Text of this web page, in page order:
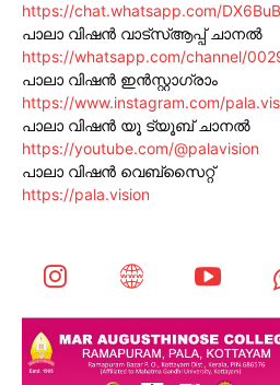
https://chat.whatsapp.com/
പാലാ വിഷൻ വാട്സ്ആപ്പ് ചാനൽ
https://whatsapp.com/channel/
പാലാ വിഷൻ ഇൻസ്റ്റാഗ്രാം
https://www.instagram.com/
പാലാ വിഷൻ യൂ ട്യൂബ് ചാനൽ
https://youtube.com/@palavision
പാലാ വിഷൻ വെബ്സൈറ്റ്
https://pala.vision